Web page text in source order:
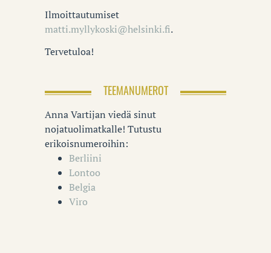
Ilmoittautumiset
matti.myllykoski@helsinki.fi.
Tervetuloa!
TEEMANUMEROT
Anna Vartijan viedä sinut
nojatuolimatkalle! Tutustu
erikoisnumeroihin:
Berliini
Lontoo
Belgia
Viro